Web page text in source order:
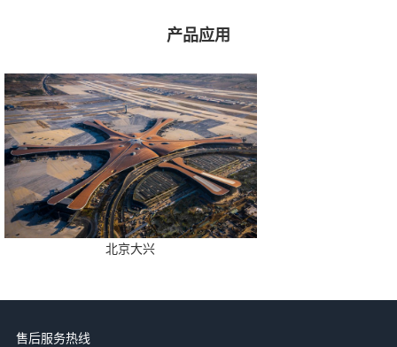
产品应用
北京大兴
售后服务热线